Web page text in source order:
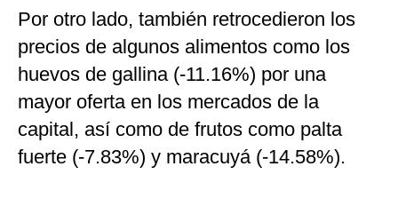
Por otro lado, también retrocedieron los
precios de algunos alimentos como los
huevos de gallina (-11.16%) por una
mayor oferta en los mercados de la
capital, así como de frutos como palta
fuerte (-7.83%) y maracuyá (-14.58%).